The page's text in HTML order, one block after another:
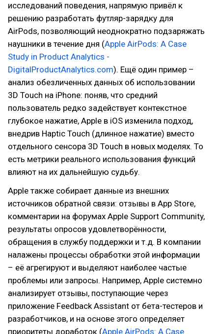
исследований поведения, напрямую привёл к
решению разработать футляр-зарядку для
AirPods, позволяющий неоднократно подзаряжать
наушники в течение дня (Apple AirPods: A Case
Study in Product Analytics -
DigitalProductAnalytics.com). Ещё один пример –
анализ обезличенных данных об использовании
3D Touch на iPhone: поняв, что средний
пользователь редко задействует контекстное
глубокое нажатие, Apple в iOS изменила подход,
внедрив Haptic Touch (длинное нажатие) вместо
отдельного сенсора 3D Touch в новых моделях. То
есть метрики реального использования функций
влияют на их дальнейшую судьбу.
Apple также собирает данные из внешних
источников обратной связи: отзывы в App Store,
комментарии на форумах Apple Support Community,
результаты опросов удовлетворённости,
обращения в службу поддержки и т.д. В компании
налажены процессы обработки этой информации
– её агрегируют и выделяют наиболее частые
проблемы или запросы. Например, Apple системно
анализирует отзывы, поступающие через
приложение Feedback Assistant от бета-тестеров и
разработчиков, и на основе этого определяет
приоритеты доработок (Apple AirPods: A Case